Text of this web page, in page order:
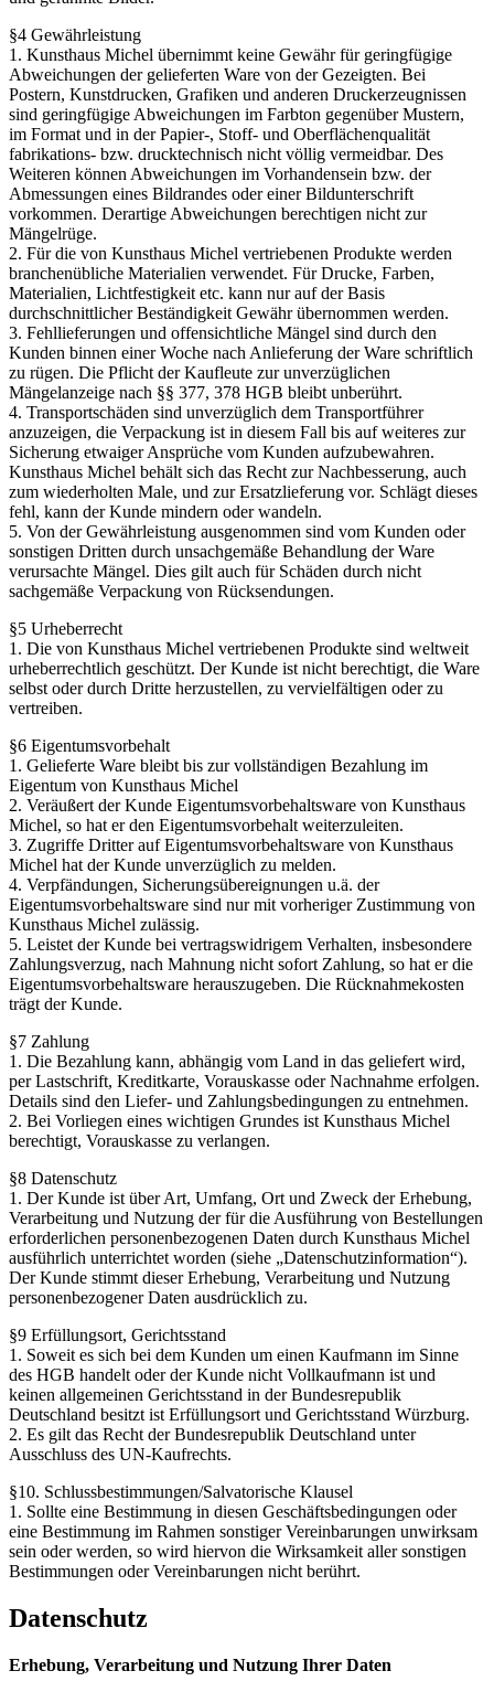
§4 Gewährleistung
1. Kunsthaus Michel übernimmt keine Gewähr für geringfügige
Abweichungen der gelieferten Ware von der Gezeigten. Bei
Postern, Kunstdrucken, Grafiken und anderen Druckerzeugnissen
sind geringfügige Abweichungen im Farbton gegenüber Mustern,
im Format und in der Papier-, Stoff- und Oberflächenqualität
fabrikations- bzw. drucktechnisch nicht völlig vermeidbar. Des
Weiteren können Abweichungen im Vorhandensein bzw. der
Abmessungen eines Bildrandes oder einer Bildunterschrift
vorkommen. Derartige Abweichungen berechtigen nicht zur
Mängelrüge.
2. Für die von Kunsthaus Michel vertriebenen Produkte werden
branchenübliche Materialien verwendet. Für Drucke, Farben,
Materialien, Lichtfestigkeit etc. kann nur auf der Basis
durchschnittlicher Beständigkeit Gewähr übernommen werden.
3. Fehllieferungen und offensichtliche Mängel sind durch den
Kunden binnen einer Woche nach Anlieferung der Ware schriftlich
zu rügen. Die Pflicht der Kaufleute zur unverzüglichen
Mängelanzeige nach §§ 377, 378 HGB bleibt unberührt.
4. Transportschäden sind unverzüglich dem Transportführer
anzuzeigen, die Verpackung ist in diesem Fall bis auf weiteres zur
Sicherung etwaiger Ansprüche vom Kunden aufzubewahren.
Kunsthaus Michel behält sich das Recht zur Nachbesserung, auch
zum wiederholten Male, und zur Ersatzlieferung vor. Schlägt dieses
fehl, kann der Kunde mindern oder wandeln.
5. Von der Gewährleistung ausgenommen sind vom Kunden oder
sonstigen Dritten durch unsachgemäße Behandlung der Ware
verursachte Mängel. Dies gilt auch für Schäden durch nicht
sachgemäße Verpackung von Rücksendungen.
§5 Urheberrecht
1. Die von Kunsthaus Michel vertriebenen Produkte sind weltweit
urheberrechtlich geschützt. Der Kunde ist nicht berechtigt, die Ware
selbst oder durch Dritte herzustellen, zu vervielfältigen oder zu
vertreiben.
§6 Eigentumsvorbehalt
1. Gelieferte Ware bleibt bis zur vollständigen Bezahlung im
Eigentum von Kunsthaus Michel
2. Veräußert der Kunde Eigentumsvorbehaltsware von Kunsthaus
Michel, so hat er den Eigentumsvorbehalt weiterzuleiten.
3. Zugriffe Dritter auf Eigentumsvorbehaltsware von Kunsthaus
Michel hat der Kunde unverzüglich zu melden.
4. Verpfändungen, Sicherungsübereignungen u.ä. der
Eigentumsvorbehaltsware sind nur mit vorheriger Zustimmung von
Kunsthaus Michel zulässig.
5. Leistet der Kunde bei vertragswidrigem Verhalten, insbesondere
Zahlungsverzug, nach Mahnung nicht sofort Zahlung, so hat er die
Eigentumsvorbehaltsware herauszugeben. Die Rücknahmekosten
trägt der Kunde.
§7 Zahlung
1. Die Bezahlung kann, abhängig vom Land in das geliefert wird,
per Lastschrift, Kreditkarte, Vorauskasse oder Nachnahme erfolgen.
Details sind den Liefer- und Zahlungsbedingungen zu entnehmen.
2. Bei Vorliegen eines wichtigen Grundes ist Kunsthaus Michel
berechtigt, Vorauskasse zu verlangen.
§8 Datenschutz
1. Der Kunde ist über Art, Umfang, Ort und Zweck der Erhebung,
Verarbeitung und Nutzung der für die Ausführung von Bestellungen
erforderlichen personenbezogenen Daten durch Kunsthaus Michel
ausführlich unterrichtet worden (siehe „Datenschutzinformation“).
Der Kunde stimmt dieser Erhebung, Verarbeitung und Nutzung
personenbezogener Daten ausdrücklich zu.
§9 Erfüllungsort, Gerichtsstand
1. Soweit es sich bei dem Kunden um einen Kaufmann im Sinne
des HGB handelt oder der Kunde nicht Vollkaufmann ist und
keinen allgemeinen Gerichtsstand in der Bundesrepublik
Deutschland besitzt ist Erfüllungsort und Gerichtsstand Würzburg.
2. Es gilt das Recht der Bundesrepublik Deutschland unter
Ausschluss des UN-Kaufrechts.
§10. Schlussbestimmungen/Salvatorische Klausel
1. Sollte eine Bestimmung in diesen Geschäftsbedingungen oder
eine Bestimmung im Rahmen sonstiger Vereinbarungen unwirksam
sein oder werden, so wird hiervon die Wirksamkeit aller sonstigen
Bestimmungen oder Vereinbarungen nicht berührt.
Datenschutz
Erhebung, Verarbeitung und Nutzung Ihrer Daten